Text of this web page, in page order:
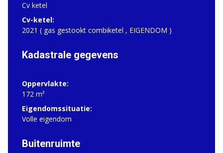
Cv ketel
Cv-ketel:
2021 ( gas gestookt combiketel , EIGENDOM )
Kadastrale gegevens
Oppervlakte:
172 m²
Eigendomssituatie:
Volle eigendom
Buitenruimte